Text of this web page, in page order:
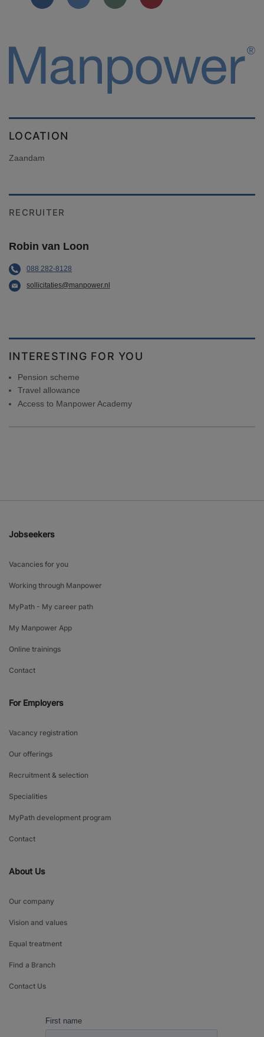
LOCATION
Zaandam
RECRUITER
Robin van Loon
088 282-8128
sollicitaties@manpower.nl
INTERESTING FOR YOU
Pension scheme
Travel allowance
Access to Manpower Academy
Jobseekers
Vacancies for you
Working through Manpower
MyPath - My career path
My Manpower App
Online trainings
Contact
For Employers
Vacancy registration
Our offerings
Recruitment & selection
Specialities
MyPath development program
Contact
About Us
Our company
Vision and values
Equal treatment
Find a Branch
Contact Us